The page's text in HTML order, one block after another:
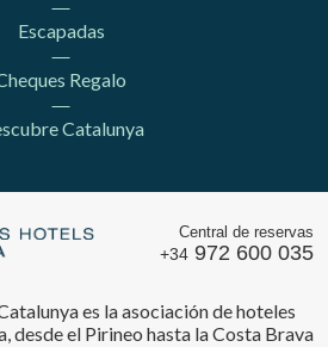
Escapadas
Regalo
Catalunya
Central de reservas
+34 972 600 035
es la asociación de hoteles
desde el Pirineo hasta la Costa Brava